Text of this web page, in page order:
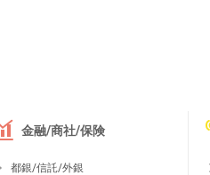
金融/商社/保険
都銀/信託/外銀